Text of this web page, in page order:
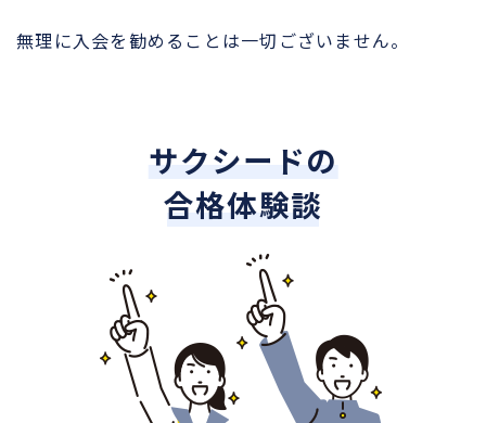
無理に入会を勧めることは一切ございません。
サクシードの
合格体験談